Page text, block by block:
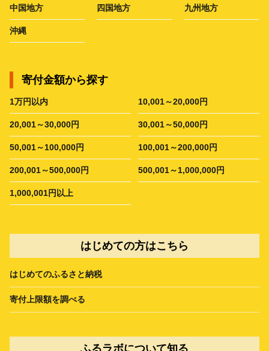
中国地方 四国地方 九州地方
沖縄
寄付金額から探す
1万円以内 10,001～20,000円
20,001～30,000円 30,001～50,000円
50,001～100,000円 100,001～200,000円
200,001～500,000円 500,001～1,000,000円
1,000,001円以上
はじめての方はこちら
はじめてのふるさと納税
寄付上限額を調べる
ふるラボについて知る